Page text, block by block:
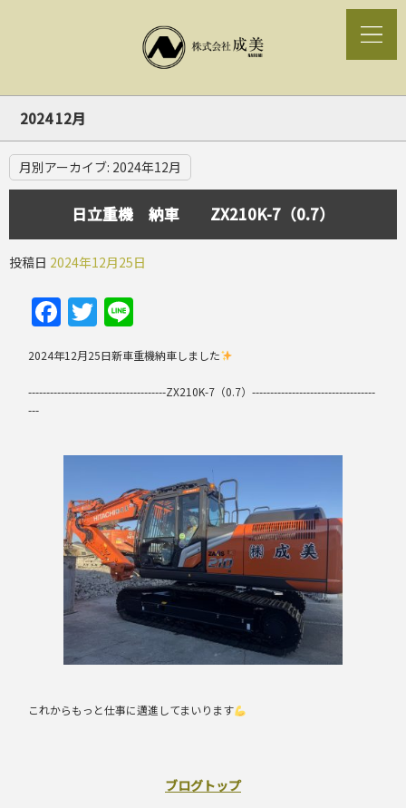
2024 12月
月別アーカイブ: 2024年12月
日立重機 納車 ZX210K-7（0.7）
投稿日 2024年12月25日
Facebook
Twitter
2024年12月25日新車重機納車しました
--------------------------------------ZX210K-7（0.7）----------------------------------
---
これからもっと仕事に邁進してまいります
ブログトップ